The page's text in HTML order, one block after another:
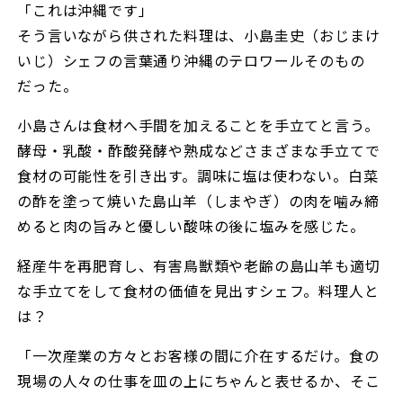
「これは沖縄です」
そう言いながら供された料理は、小島圭史（おじまけ
いじ）シェフの言葉通り沖縄のテロワールそのもの
だった。
小島さんは食材へ手間を加えることを手立てと言う。
酵母・乳酸・酢酸発酵や熟成などさまざまな手立てで
食材の可能性を引き出す。調味に塩は使わない。白菜
の酢を塗って焼いた島山羊（しまやぎ）の肉を噛み締
めると肉の旨みと優しい酸味の後に塩みを感じた。
経産牛を再肥育し、有害鳥獣類や老齢の島山羊も適切
な手立てをして食材の価値を見出すシェフ。料理人と
は？
「一次産業の方々とお客様の間に介在するだけ。食の
現場の人々の仕事を皿の上にちゃんと表せるか、そこ